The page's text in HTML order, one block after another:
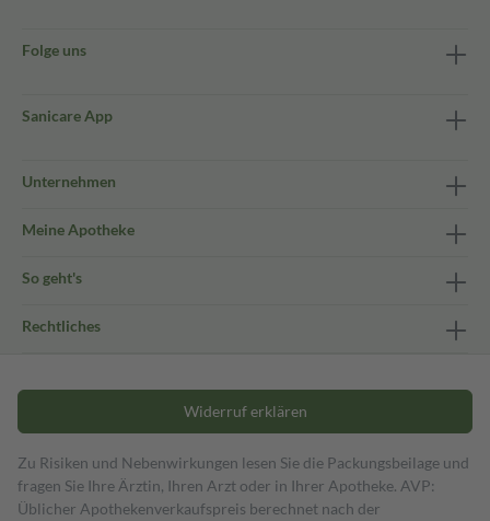
Folge uns
Sanicare App
Unternehmen
Meine Apotheke
So geht's
Rechtliches
Widerruf erklären
Zu Risiken und Nebenwirkungen lesen Sie die Packungsbeilage und
fragen Sie Ihre Ärztin, Ihren Arzt oder in Ihrer Apotheke. AVP:
Üblicher Apothekenverkaufspreis berechnet nach der